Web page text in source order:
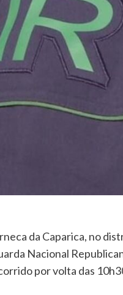
da Caparica, no
Nacional
por volta das